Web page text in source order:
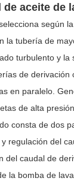
aceite de
según
la tubería de
turbulento y la
de derivación
en paralelo.
de alta
consta de dos
regulación del
del caudal de
la bomba de